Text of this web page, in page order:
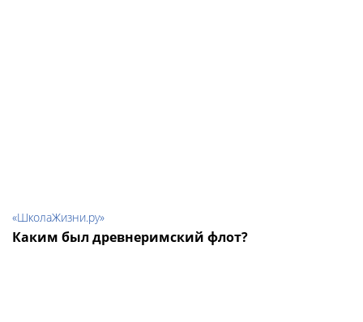
«ШколаЖизни.ру»
Каким был древнеримский флот?